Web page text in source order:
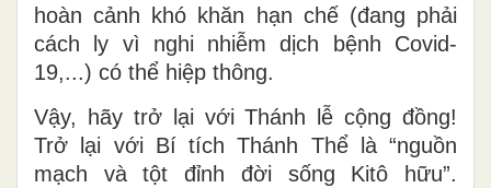
hoàn cảnh khó khăn hạn chế (đang phải
cách ly vì nghi nhiễm dịch bệnh Covid-
19,...) có thể hiệp thông.
Vậy, hãy trở lại với Thánh lễ cộng đồng!
Trở lại với Bí tích Thánh Thể là “nguồn
mạch và tột đỉnh đời sống Kitô hữu”.